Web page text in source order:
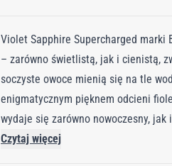
Violet Sapphire Supercharged
– zarówno świetlistą, jak i cienistą,
soczyste owoce mienią się na tle
enigmatycznym pięknem odcieni
wydaje się zarówno nowoczesny,
wodnego, zapewniając soczystą, a
bułgarskiej, magnolii i irysa dodaje
Czytaj więcej